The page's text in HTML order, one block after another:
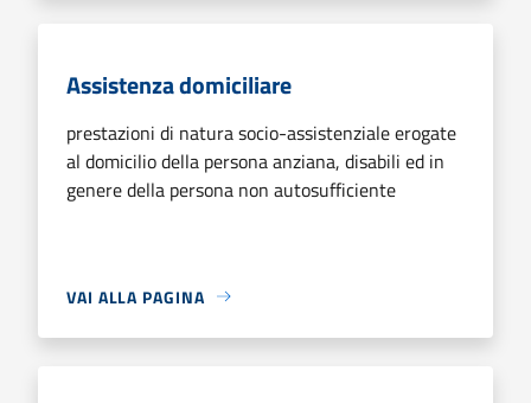
Assistenza domiciliare
prestazioni di natura socio-assistenziale erogate
al domicilio della persona anziana, disabili ed in
genere della persona non autosufficiente
VAI ALLA PAGINA